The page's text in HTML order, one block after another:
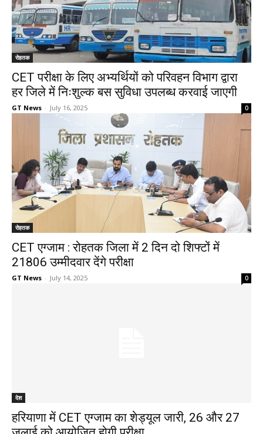
रोहतक
CET परीक्षा के लिए अभ्यर्थियों को परिवहन विभाग द्वारा
हर जिले में निःशुल्क बस सुविधा उपलब्ध करवाई जाएगी
GT News - July 16, 2025 0
रोहतक
CET एग्जाम : रोहतक जिला में 2 दिन दो शिफ्टों में
21806 उम्मीदवार देंगे परीक्षा
GT News - July 14, 2025 0
देश
हरियाणा में CET एग्जाम का शेड्यूल जारी, 26 और 27